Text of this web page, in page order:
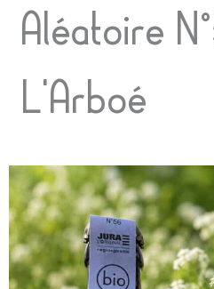
contenuAléatoire
L’Arboé